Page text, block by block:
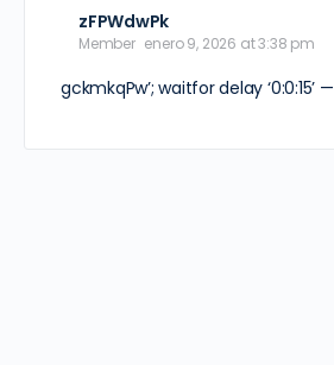
zFPWdwPk
Member enero 9, 2026 at 3:38 pm
gckmkqPw’; waitfor delay ‘0:0:15’ —